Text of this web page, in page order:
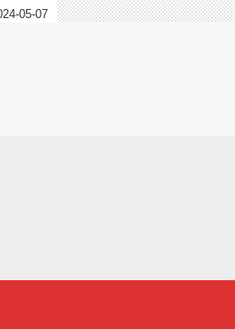
05-07